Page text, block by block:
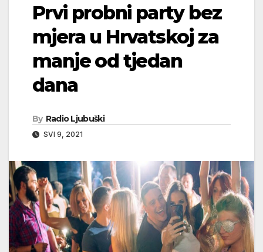
Prvi probni party bez
mjera u Hrvatskoj za
manje od tjedan
dana
By Radio Ljubuški
SVI 9, 2021